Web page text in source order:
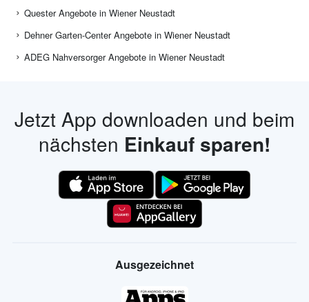
Quester Angebote in Wiener Neustadt
Dehner Garten-Center Angebote in Wiener Neustadt
ADEG Nahversorger Angebote in Wiener Neustadt
Jetzt App downloaden und beim
nächsten Einkauf sparen!
Ausgezeichnet